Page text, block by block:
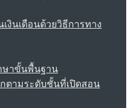
งินเดือนด้วยวิธีการทาง
ษาขั้นพื้นฐาน
ตามระดับชั้นที่เปิดสอน